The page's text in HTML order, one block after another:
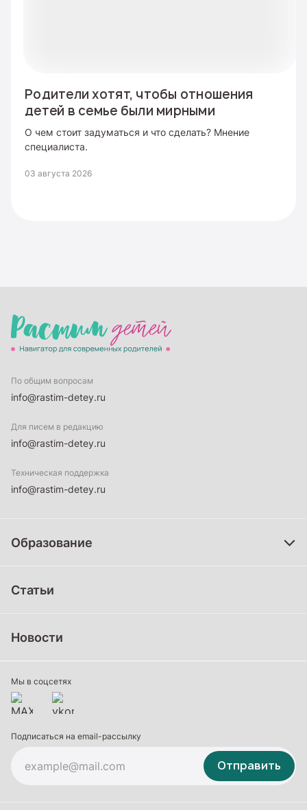
Родители хотят, чтобы отношения
детей в семье были мирными
О чем стоит задуматься и что сделать? Мнение
специалиста.
03 августа 2026
По общим вопросам
info@rastim-detey.ru
Для писем в редакцию
info@rastim-detey.ru
Техническая поддержка
info@rastim-detey.ru
Образование
Дополнительное образование
Статьи
Новости
Мы в соцсетях
Подписаться на email-рассылку
Отправить